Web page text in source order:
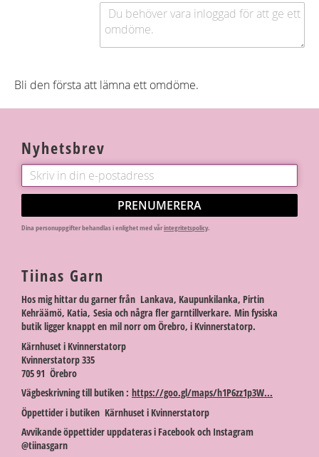
Bli den första att lämna ett omdöme.
Nyhetsbrev
PRENUMERERA
Dina personuppgifter behandlas i enlighet med vårintegritetspolicy.
Tiinas Garn
Hos mig hittar du garner från Lankava, Kaupunkilanka, Pirtin
Kehräämö, Katia, Sesia och några fler garntillverkare. Min fysiska
butik ligger knappt en mil norr om Örebro, i Kvinnerstatorp.
Kärnhuset i Kvinnerstatorp
Kvinnerstatorp 335
705 91 Örebro
Vägbeskrivning till butiken : https://goo.gl/maps/h1P6zz1p3W...
Öppettider i butiken Kärnhuset i Kvinnerstatorp
Avvikande öppettider uppdateras i Facebook och Instagram
@tiinasgarn